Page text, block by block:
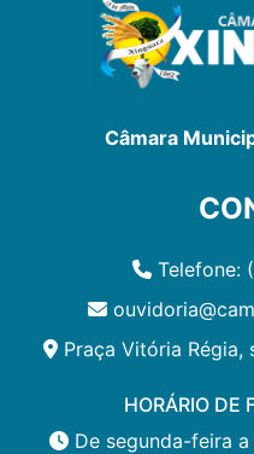
Câmara
Telefone:
Praça Vitória Régia,
HORÁRIO DE
De segunda-feira a